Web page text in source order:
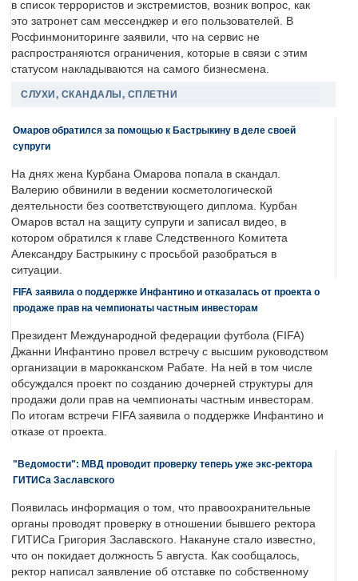
в список террористов и экстремистов, возник вопрос, как
это затронет сам мессенджер и его пользователей. В
Росфинмониторинге заявили, что на сервис не
распространяются ограничения, которые в связи с этим
статусом накладываются на самого бизнесмена.
СЛУХИ, СКАНДАЛЫ, СПЛЕТНИ
Омаров обратился за помощью к Бастрыкину в деле своей
супруги
На днях жена Курбана Омарова попала в скандал.
Валерию обвинили в ведении косметологической
деятельности без соответствующего диплома. Курбан
Омаров встал на защиту супруги и записал видео, в
котором обратился к главе Следственного Комитета
Александру Бастрыкину с просьбой разобраться в
ситуации.
FIFA заявила о поддержке Инфантино и отказалась от проекта о
продаже прав на чемпионаты частным инвесторам
Президент Международной федерации футбола (FIFA)
Джанни Инфантино провел встречу с высшим руководством
организации в марокканском Рабате. На ней в том числе
обсуждался проект по созданию дочерней структуры для
продажи доли прав на чемпионаты частным инвесторам.
По итогам встречи FIFA заявила о поддержке Инфантино и
отказе от проекта.
"Ведомости": МВД проводит проверку теперь уже экс-ректора
ГИТИСа Заславского
Появилась информация о том, что правоохранительные
органы проводят проверку в отношении бывшего ректора
ГИТИСа Григория Заславского. Накануне стало известно,
что он покидает должность 5 августа. Как сообщалось,
ректор написал заявление об отставке по собственному